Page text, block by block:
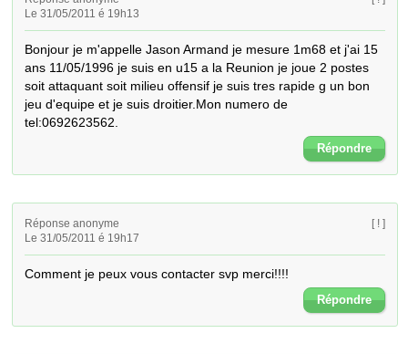
Le 31/05/2011 é 19h13
Bonjour je m'appelle Jason Armand je mesure 1m68 et j'ai 15
ans 11/05/1996 je suis en u15 a la Reunion je joue 2 postes
soit attaquant soit milieu offensif je suis tres rapide g un bon
jeu d'equipe et je suis droitier.Mon numero de
tel:0692623562.
Répondre
Réponse anonyme
Le 31/05/2011 é 19h17
[ ! ]
Comment je peux vous contacter svp merci!!!!
Répondre